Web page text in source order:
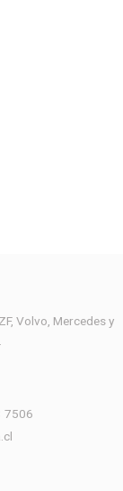
Volvo, Mercedes y
7506